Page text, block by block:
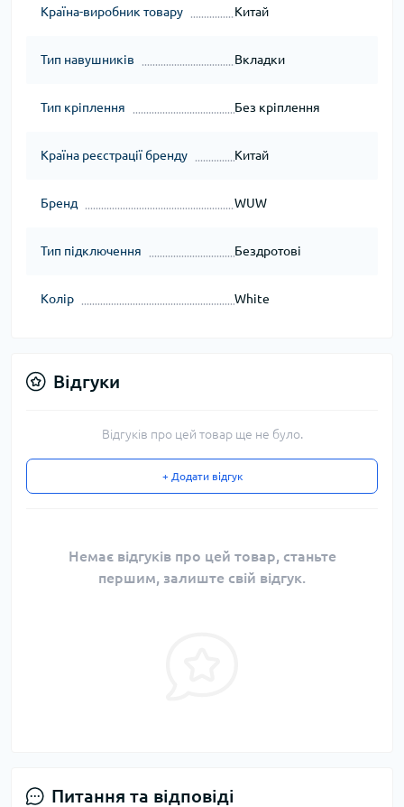
Країна-виробник товару Китай
Тип навушників Вкладки
Тип кріплення Без кріплення
Країна реєстрації бренду Китай
Бренд WUW
Тип підключення Бездротові
Колір White
Відгуки
Відгуків про цей товар ще не було.
+ Додати відгук
Немає відгуків про цей товар, станьте
першим, залиште свій відгук.
Питання та відповіді